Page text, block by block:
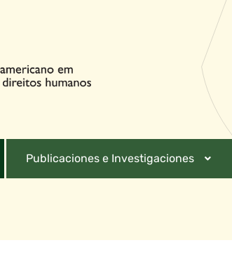
Publicaciones e Investigaciones